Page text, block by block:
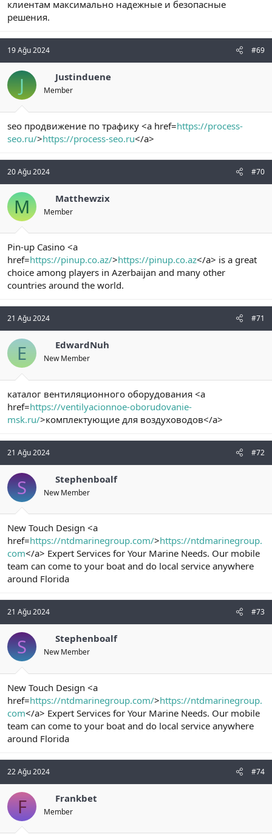
клиентам максимально надежные и безопасные
решения.
19 Ağu 2024 #69
J Justinduene
Member
seo продвижение по трафику <a href=https://process-
seo.ru/>https://process-seo.ru</a>
20 Ağu 2024 #70
M Matthewzix
Member
Pin-up Casino <a
href=https://pinup.co.az/>https://pinup.co.az</a> is a great
choice among players in Azerbaijan and many other
countries around the world.
21 Ağu 2024 #71
E EdwardNuh
New Member
каталог вентиляционного оборудования <a
href=https://ventilyacionnoe-oborudovanie-
msk.ru/>комплектующие для воздуховодов</a>
21 Ağu 2024 #72
S Stephenboalf
New Member
New Touch Design <a
href=https://ntdmarinegroup.com/>https://ntdmarinegroup.
com</a> Expert Services for Your Marine Needs. Our mobile
team can come to your boat and do local service anywhere
around Florida
21 Ağu 2024 #73
S Stephenboalf
New Member
New Touch Design <a
href=https://ntdmarinegroup.com/>https://ntdmarinegroup.
com</a> Expert Services for Your Marine Needs. Our mobile
team can come to your boat and do local service anywhere
around Florida
22 Ağu 2024 #74
F Frankbet
Member